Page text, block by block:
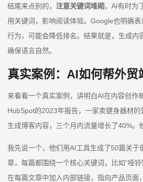
结尾来点别的， 注意关键词堆砌。AI有时为
用关键词，影响阅读体验。Google也明确
行为，可能会降低排名。结果就是，生成内
确保语言自然。
真实案例：AI如何帮外贸
来看看一个真实案例，讲明白AI在内容创作
HubSpot的2023年报告，一家卖健身器材
生成博客内容，三个月内流量增长了40%。
我先说一个，他们用AI工具生成了50篇关于
章，每篇都围绕一个核心关键词，比如“哑
在每篇文章中加入内部链接，指向产品页面